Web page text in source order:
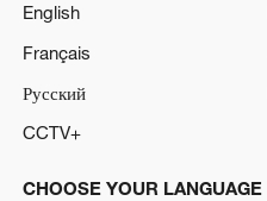
English
Français
Русский
CCTV+
CHOOSE YOUR LANGUAGE